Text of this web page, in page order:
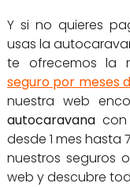
Y si no quieres
usas la
te ofrecemos la
seguro por meses
nuestra web
autocaravanacon
desde 1 mes hasta
nuestros seguros
web y descubre